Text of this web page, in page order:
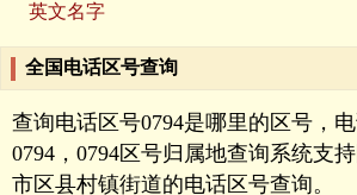
英文名字
全国电话区号查询
查询电话区号0794是哪里的区号，
0794，0794区号归属地查询系统支
市区县村镇街道的电话区号查询。